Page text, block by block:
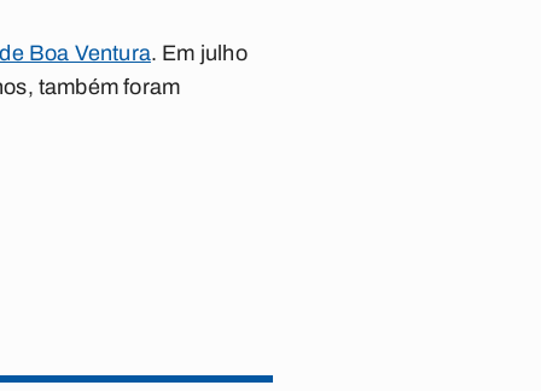
Boa Ventura. Em julho
também foram